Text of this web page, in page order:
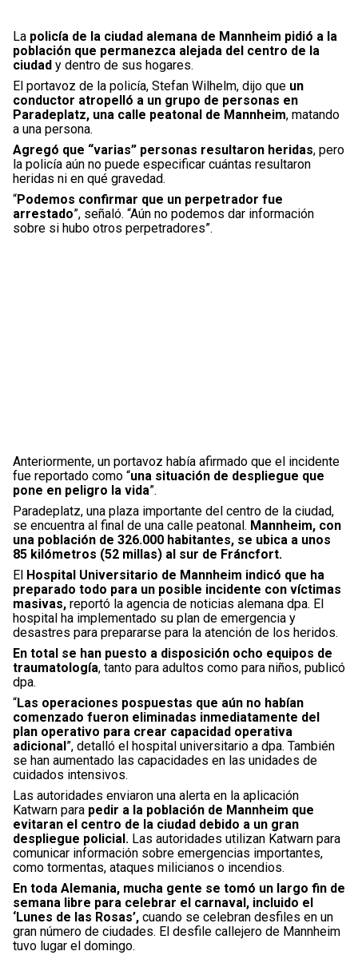
La policía de la ciudad alemana de Mannheim pidió a la
población que permanezca alejada del centro de la
ciudad y dentro de sus hogares.
El portavoz de la policía, Stefan Wilhelm, dijo que un
conductor atropelló a un grupo de personas en
Paradeplatz, una calle peatonal de Mannheim, matando
a una persona.
Agregó que “varias” personas resultaron heridas, pero
la policía aún no puede especificar cuántas resultaron
heridas ni en qué gravedad.
“Podemos confirmar que un perpetrador fue
arrestado”, señaló. “Aún no podemos dar información
sobre si hubo otros perpetradores”.
Anteriormente, un portavoz había afirmado que el incidente
fue reportado como “una situación de despliegue que
pone en peligro la vida”.
Paradeplatz, una plaza importante del centro de la ciudad,
se encuentra al final de una calle peatonal. Mannheim, con
una población de 326.000 habitantes, se ubica a unos
85 kilómetros (52 millas) al sur de Fráncfort.
El Hospital Universitario de Mannheim indicó que ha
preparado todo para un posible incidente con víctimas
masivas, reportó la agencia de noticias alemana dpa. El
hospital ha implementado su plan de emergencia y
desastres para prepararse para la atención de los heridos.
En total se han puesto a disposición ocho equipos de
traumatología, tanto para adultos como para niños, publicó
dpa.
“Las operaciones pospuestas que aún no habían
comenzado fueron eliminadas inmediatamente del
plan operativo para crear capacidad operativa
adicional”, detalló el hospital universitario a dpa. También
se han aumentado las capacidades en las unidades de
cuidados intensivos.
Las autoridades enviaron una alerta en la aplicación
Katwarn para pedir a la población de Mannheim que
evitaran el centro de la ciudad debido a un gran
despliegue policial. Las autoridades utilizan Katwarn para
comunicar información sobre emergencias importantes,
como tormentas, ataques milicianos o incendios.
En toda Alemania, mucha gente se tomó un largo fin de
semana libre para celebrar el carnaval, incluido el
‘Lunes de las Rosas’, cuando se celebran desfiles en un
gran número de ciudades. El desfile callejero de Mannheim
tuvo lugar el domingo.